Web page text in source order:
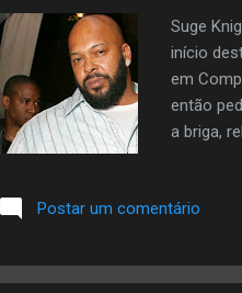
Suge
início
em
então
a briga,
ser
Postar um comentário